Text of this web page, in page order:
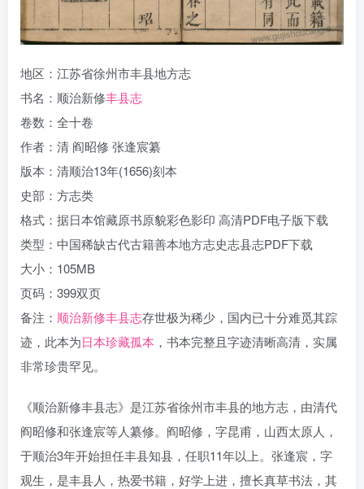
地区：江苏省徐州市丰县地方志
书名：顺治新修丰县志
卷数：全十卷
作者：清 阎昭修 张逢宸纂
版本：清顺治13年(1656)刻本
史部：方志类
格式：据日本馆藏原书原貌彩色影印 高清PDF电子版下载
类型：中国稀缺古代古籍善本地方志史志县志PDF下载
大小：105MB
页码：399双页
备注： 顺治新修丰县志存世极为稀少，国内已十分难觅其踪
迹，此本为日本珍藏孤本 ，书本完整且字迹清晰高清，实属
非常珍贵罕见。
《顺治新修丰县志》是江苏省徐州市丰县的地方志，由清代
阎昭修和张逢宸等人纂修。阎昭修，字昆甫，山西太原人，
于顺治3年开始担任丰县知县，任职11年以上。张逢宸，字
观生，是丰县人，热爱书籍，好学上进，擅长真草书法，其